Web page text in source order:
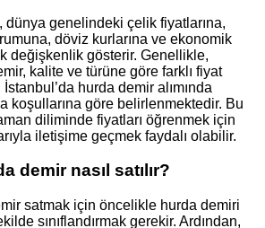
dünya genelindeki çelik fiyatlarına,
döviz kurlarına ve ekonomik
değişkenlik gösterir. Genellikle,
kalite ve türüne göre farklı fiyat
hurda demir alımında
koşullarına göre belirlenmektedir. Bu
diliminde fiyatları öğrenmek için
iletişime geçmek faydalı olabilir.
demir nasıl satılır?
satmak için öncelikle hurda demiri
sınıflandırmak gerekir. Ardından,